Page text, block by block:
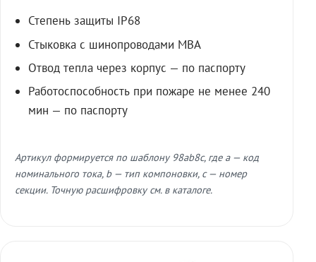
Степень защиты IP68
Стыковка с шинопроводами МВА
Отвод тепла через корпус — по паспорту
Работоспособность при пожаре не менее 240
мин — по паспорту
Артикул формируется по шаблону 98ab8c, где a — код
номинального тока, b — тип компоновки, c — номер
секции. Точную расшифровку см. в каталоге.